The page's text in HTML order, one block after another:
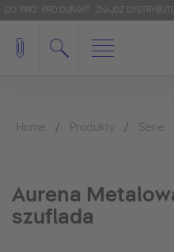
DO 'PRO': PRO.DURAVIT ZNAJDŹ
Home Produkty Serie
Aurena
szuflada